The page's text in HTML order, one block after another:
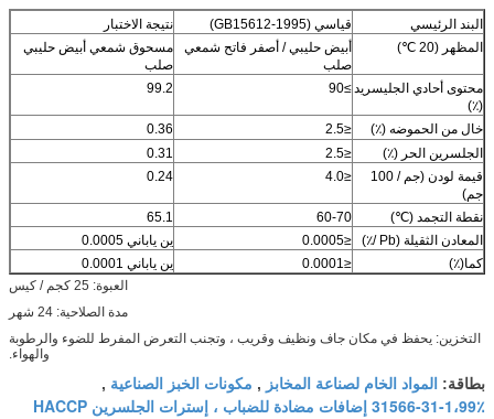
البند الرئيسي قياسي (GB15612-1995)
نتيجة الاختبار
المظهر (20 ℃)
أبيض حليبي / أصفر فاتح شمعي
صلب
مسحوق شمعي أبيض حليبي
صلب
محتوى أحادي الجليسريد
(٪)
≥90
99.2
خال من الحموضه (٪) ≤2.5
0.36
الجلسرين الحر (٪)
≤2.5
0.31
قيمة لودن (جم / 100
جم)
≤4.0
0.24
نقطة التجمد (℃) 60-70
65.1
المعادن الثقيلة (Pb /٪)
≤0.0005
ين ياباني 0.0005
كما(٪)
≤0.0001
ين ياباني 0.0001
العبوة: 25 كجم / كيس
مدة الصلاحية: 24 شهر
التخزين: يحفظ في مكان جاف ونظيف وقريب ، وتجنب التعرض المفرط للضوء والرطوبة
والهواء.
بطاقة: المواد الخام لصناعة المخابز , مكونات الخبز الصناعية ,
31566-31-1،99٪ إضافات مضادة للضباب ، إسترات الجلسرين HACCP